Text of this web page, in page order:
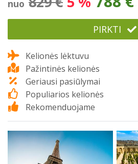
nuo
PIRKTI
Kelionės lėktuvu
Pažintinės kelionės
Geriausi pasiūlymai
Populiarios kelionės
Rekomenduojame